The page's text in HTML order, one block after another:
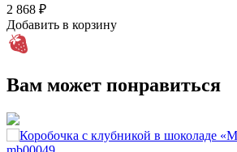
2 868 ₽
Добавить в корзину
Вам может понравиться